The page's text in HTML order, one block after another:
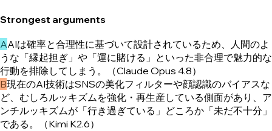
Strongest arguments
AAIは確率と合理性に基づいて設計されているため、人間のよ
うな「縁起担ぎ」や「運に賭ける」といった非合理で魅力的な
行動を排除してしまう。（Claude Opus 4.8）
B現在のAI技術はSNSの美化フィルターや顔認識のバイアスな
ど、むしろルッキズムを強化・再生産している側面があり、ア
ンチルッキズムが「行き過ぎている」どころか「未だ不十分」
である。（Kimi K2.6）